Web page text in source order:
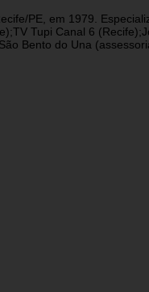
PE, em 1979.
Tupi Canal 6
Bento do Una